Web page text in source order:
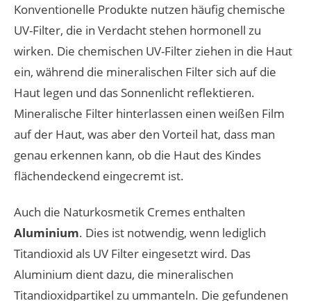
Konventionelle Produkte nutzen häufig chemische
UV-Filter, die in Verdacht stehen hormonell zu
wirken. Die chemischen UV-Filter ziehen in die Haut
ein, während die mineralischen Filter sich auf die
Haut legen und das Sonnenlicht reflektieren.
Mineralische Filter hinterlassen einen weißen Film
auf der Haut, was aber den Vorteil hat, dass man
genau erkennen kann, ob die Haut des Kindes
flächendeckend eingecremt ist.
Auch die Naturkosmetik Cremes enthalten
Aluminium. Dies ist notwendig, wenn lediglich
Titandioxid als UV Filter eingesetzt wird. Das
Aluminium dient dazu, die mineralischen
Titandioxidpartikel zu ummanteln. Die gefundenen